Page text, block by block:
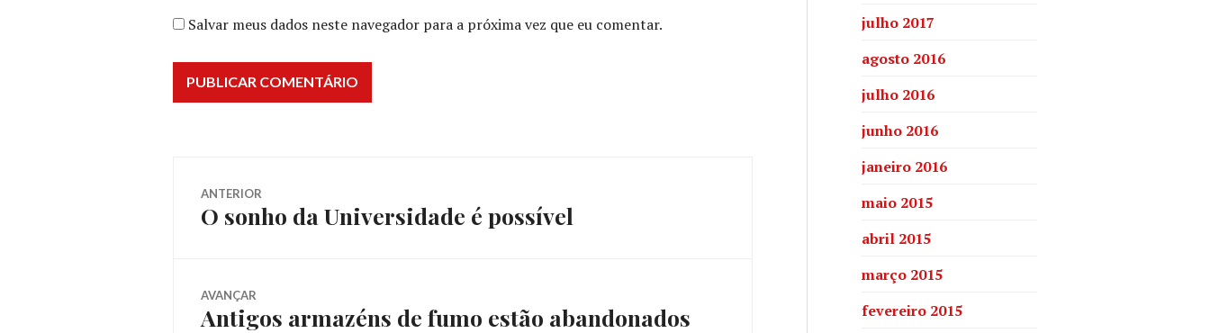
Salvar meus dados neste navegador para a próxima vez que eu comentar.
Navegação
de
Post
ANTERIOR
Post
O sonho da Universidade é possível
AVANÇAR
Próximo
Antigos armazéns de fumo estão abandonados
julho 2017
agosto 2016
julho 2016
junho 2016
janeiro 2016
maio 2015
abril 2015
março 2015
fevereiro 2015